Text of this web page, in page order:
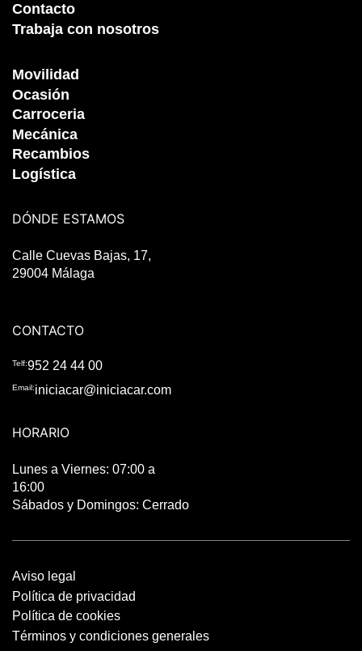
Contacto
Trabaja con nosotros
Movilidad
Ocasión
Carroceria
Mecánica
Recambios
Logística
DÓNDE ESTAMOS
Calle Cuevas Bajas, 17,
29004 Málaga
CONTACTO
Telf:952 24 44 00
Email:iniciacar@iniciacar.com
HORARIO
Lunes a Viernes: 07:00 a
16:00
Sábados y Domingos: Cerrado
Aviso legal
Política de privacidad
Política de cookies
Términos y condiciones generales